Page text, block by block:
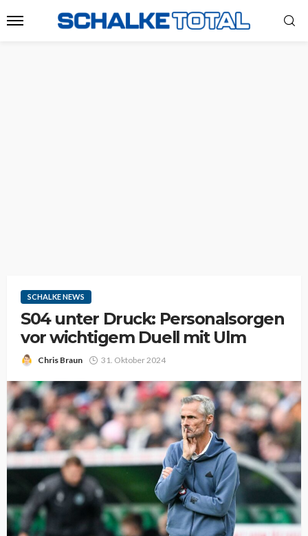
SCHALKE NEWS
S04 unter Druck: Personalsorgen
vor wichtigem Duell mit Ulm
Chris Braun 31. Oktober 2024